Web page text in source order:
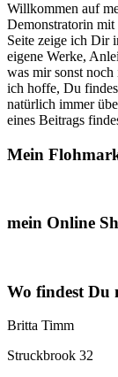
Willkommen auf
Demonstratorin
Seite zeige ich Dir
eigene Werke,
was mir sonst noch
ich hoffe, Du
natürlich immer
eines Beitrags
Mein
mein Online
Wo findest Du
Britta Timm
Struckbrook 32